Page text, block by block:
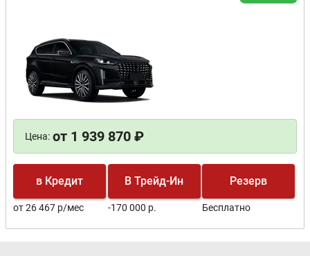
Цена: от 1 939 870 ₽
в Кредит
от 26 467 р/мес
В Трейд-Ин
-170 000 р.
Резерв
Бесплатно